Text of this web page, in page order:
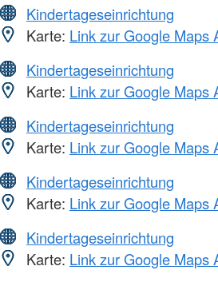
Kindertageseinrichtung
Karte: Link zur Google Maps
Kindertageseinrichtung
Karte: Link zur Google Maps
Kindertageseinrichtung
Karte: Link zur Google Maps
Kindertageseinrichtung
Karte: Link zur Google Maps
Kindertageseinrichtung
Karte: Link zur Google Maps